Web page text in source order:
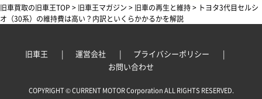
旧車買取の旧車王TOP > 旧車王マガジン > 旧車の再生と維持> トヨタ3代目セルシ
オ（30系）の維持費は高い？内訳といくらかかるかを解説
旧車王 運営会社
プライバシーポリシー
お問い合わせ
COPYRIGHT © CURRENT MOTOR Corporation ALL RIGHTS RESERVED.